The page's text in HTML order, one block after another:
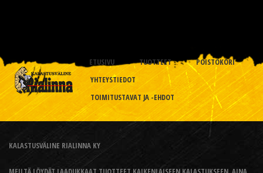
ETUSIVU TUOTTEET
POISTOKORI
YHTEYSTIEDOT
TOIMITUSTAVAT JA -EHDOT
KALASTUSVÄLINE RIALINNA KY